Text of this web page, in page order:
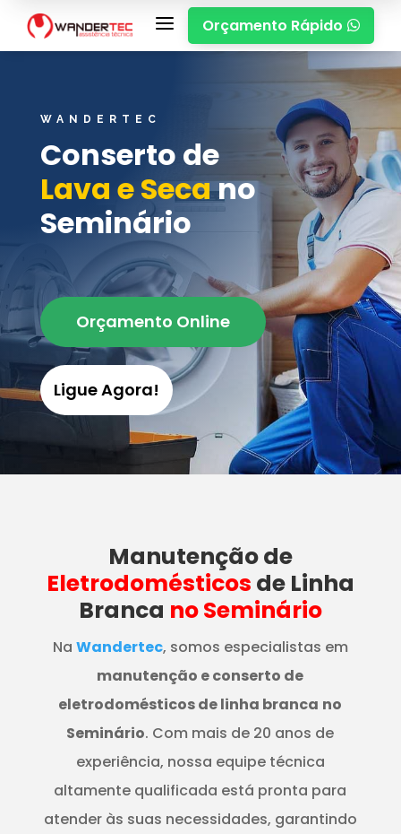
a Orçamento Rápido 
WANDERTEC
Conserto de
Lava e Secano
Seminário
Orçamento Online
Ligue Agora!
Manutençãode
Eletrodomésticos de Linha
Branca no Seminário
Na Wandertec, somos especialistas em
manutenção e conserto de
eletrodomésticos de linha branca no
Seminário. Com mais de 20 anos de
experiência, nossa equipe técnica
altamente qualificada está pronta para
atender às suas necessidades, garantindo